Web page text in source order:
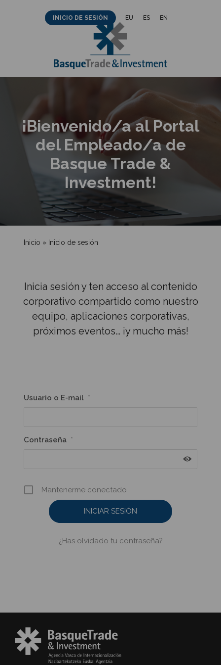
EU ES EN
INICIO DE SESIÓN
¡Bienvenido/a al Portal
del Empleado/a de
Basque Trade &
Investment!
Inicio » Inicio de sesión
Inicia sesión y ten acceso al contenido
corporativo compartido como nuestro
equipo, aplicaciones corporativas,
próximos eventos… ¡y mucho más!
Usuario o E-mail *
Contraseña *
Mantenerme conectado
¿Has olvidado tu contraseña?